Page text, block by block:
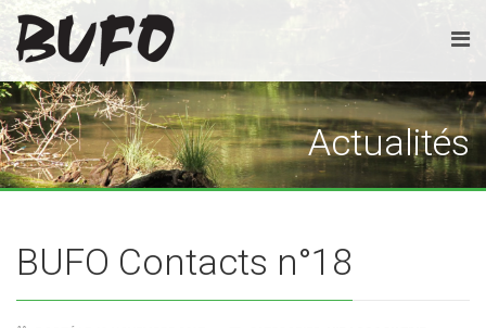
Actualités
BUFO Contacts n°18